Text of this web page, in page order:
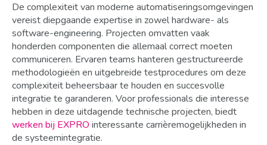
De complexiteit van moderne automatiseringsomgevingen
vereist diepgaande expertise in zowel hardware- als
software-engineering. Projecten omvatten vaak
honderden componenten die allemaal correct moeten
communiceren. Ervaren teams hanteren gestructureerde
methodologieën en uitgebreide testprocedures om deze
complexiteit beheersbaar te houden en succesvolle
integratie te garanderen. Voor professionals die interesse
hebben in deze uitdagende technische projecten, biedt
werken bij EXPRO interessante carrièremogelijkheden in
de systeemintegratie.